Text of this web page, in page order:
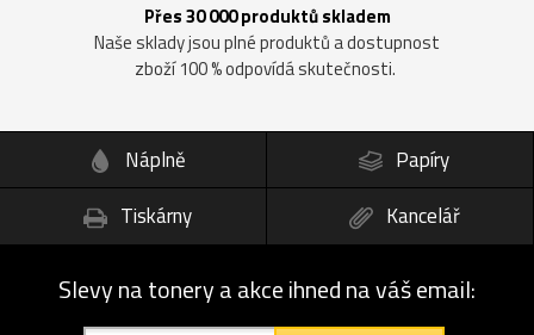
Přes 30 000 produktů skladem
Naše sklady jsou plné produktů a dostupnost
zboží 100 % odpovídá skutečnosti.
Náplně
Papíry
Tiskárny
Kancelář
Slevy na tonery a akce ihned na váš email: